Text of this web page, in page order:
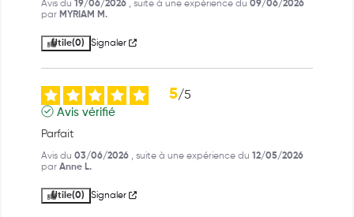
Avis du 19/06/2026 , suite à une expérience du 09/06/2026
par MYRIAM M.
Utile(0) Signaler
5/5
Avis vérifié
Parfait
Avis du 03/06/2026 , suite à une expérience du 12/05/2026
par Anne L.
Utile(0) Signaler